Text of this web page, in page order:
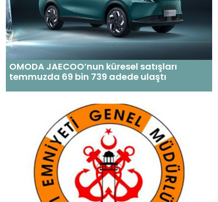
OMODA JAECOO’nun küresel satışları
temmuzda 69 bin 739 adede ulaştı